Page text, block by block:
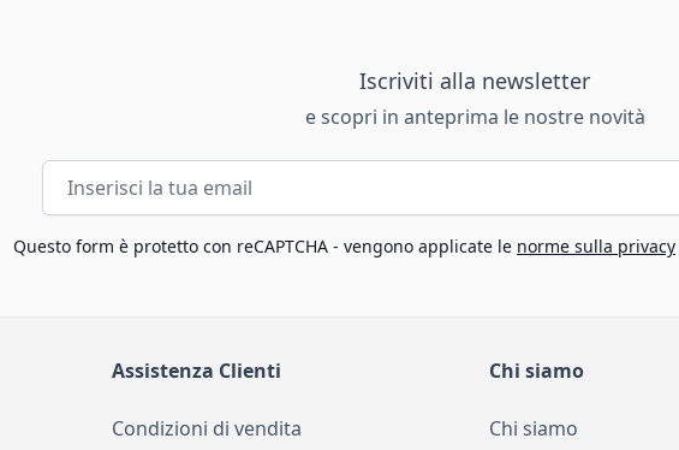
Iscriviti alla newsletter
e scopri in anteprima le nostre novità
Indirizzo email
Questo form è protetto con reCAPTCHA - vengono applicate le norme sulla privacy
Assistenza Clienti
Condizioni di vendita
Chi siamo
Chi siamo